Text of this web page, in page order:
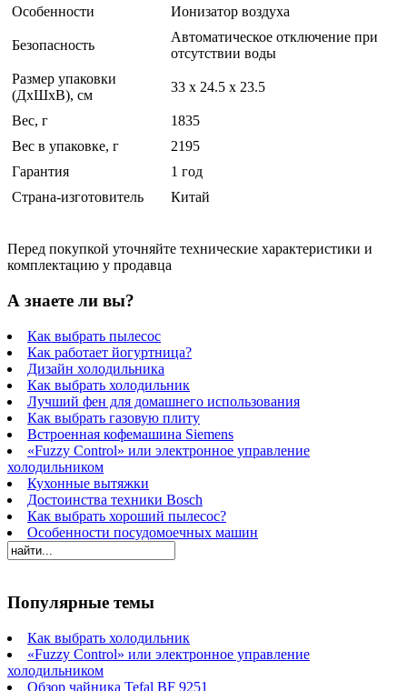
Особенности
Ионизатор воздуха
Безопасность
Автоматическое отключение при
отсутствии воды
Размер упаковки
(ДхШхВ), см
33 x 24.5 x 23.5
Вес, г
1835
Вес в упаковке, г
2195
Гарантия
1 год
Страна-изготовитель
Китай
Перед покупкой уточняйте технические характеристики и
комплектацию у продавца
А знаете ли вы?
Как выбрать пылесос
Как работает йогуртница?
Дизайн холодильника
Как выбрать холодильник
Лучший фен для домашнего использования
Как выбрать газовую плиту
Встроенная кофемашина Siemens
«Fuzzy Control» или электронное управление
холодильником
Кухонные вытяжки
Достоинства техники Bosch
Как выбрать хороший пылесос?
Особенности посудомоечных машин
Популярные темы
Как выбрать холодильник
«Fuzzy Control» или электронное управление
холодильником
Обзор чайника Tefal BF 9251